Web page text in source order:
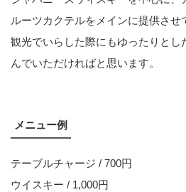
ルーツカクテルをメインに提供させ
観光でいらした際にもゆったりとし
んでいただければと思います。
メニュー例
テーブルチャージ / 700円
ウイスキー / 1,000円